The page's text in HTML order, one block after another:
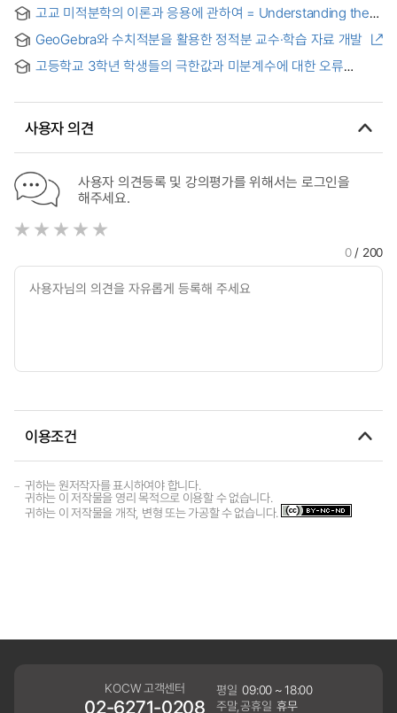
counterexample
고교 미적분학의 이론과 응용에 관하여 = Understanding the
Concepts on Differential and Integral Calculus through
Practical Problems
GeoGebra와 수치적분을 활용한 정적분 교수·학습 자료 개발
고등학교 3학년 학생들의 극한값과 미분계수에 대한 오류
derivative in High School 3rd Students
사용자 의견
사용자 의견등록 및 강의평가를 위해서는 로그인을
해주세요.
0/ 200
이용조건
귀하는 원저작자를 표시하여야 합니다.
귀하는 이 저작물을 영리 목적으로 이용할 수 없습니다.
귀하는 이 저작물을 개작, 변형 또는 가공할 수 없습니다.
KOCW 고객센터
02-6271-0208
평일 09:00 ~ 18:00
주말,공휴일 휴무